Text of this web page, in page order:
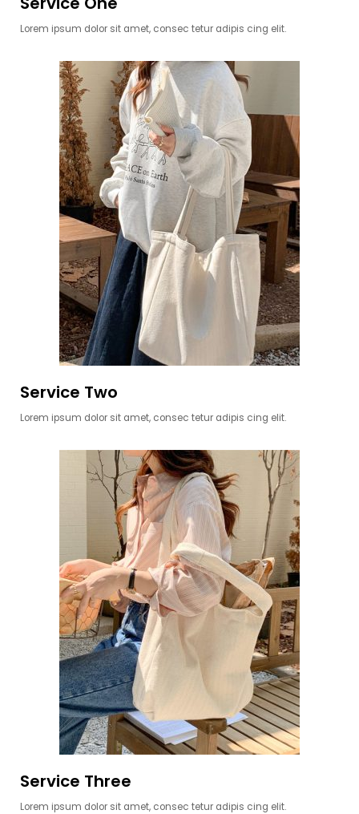
Lorem ipsum dolor sit amet, consec tetur adipis cing elit.
Service Two
Lorem ipsum dolor sit amet, consec tetur adipis cing elit.
Service Three
Lorem ipsum dolor sit amet, consec tetur adipis cing elit.